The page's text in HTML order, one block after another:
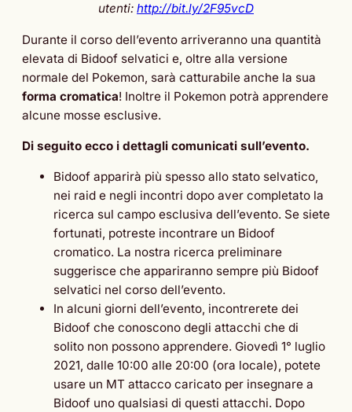
utenti: http://bit.ly/2F95vcD
Durante il corso dell’evento arriveranno una quantità
elevata di Bidoof selvatici e, oltre alla versione
normale del Pokemon, sarà catturabile anche la sua
forma cromatica! Inoltre il Pokemon potrà apprendere
alcune mosse esclusive.
Di seguito ecco i dettagli comunicati sull’evento.
Bidoof apparirà più spesso allo stato selvatico,
nei raid e negli incontri dopo aver completato la
ricerca sul campo esclusiva dell’evento. Se siete
fortunati, potreste incontrare un Bidoof
cromatico. La nostra ricerca preliminare
suggerisce che appariranno sempre più Bidoof
selvatici nel corso dell’evento.
In alcuni giorni dell’evento, incontrerete dei
Bidoof che conoscono degli attacchi che di
solito non possono apprendere. Giovedì 1° luglio
2021, dalle 10:00 alle 20:00 (ora locale), potete
usare un MT attacco caricato per insegnare a
Bidoof uno qualsiasi di questi attacchi. Dopo